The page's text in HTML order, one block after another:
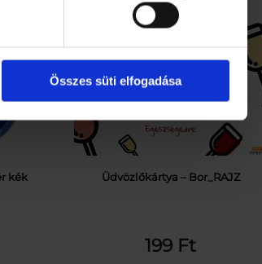
Összes süti elfogadása
kék Üdvözlőkártya – Bor_RAJZ
199 Ft